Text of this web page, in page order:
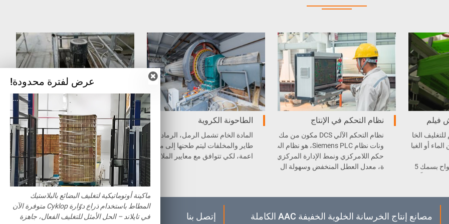
فيلم
الخا
أو الغبا
يمكن تحقيق الفصل الألواح بسمك 5
نظام التحكم في الإنتاج
نظام التحكم الآلي DCS مكون من مك
ونات نظام Siemens PLC، هو نظام الت
حكم اللامركزي ونمط الإدارة المركزي
ة، معدل العطل المنخفض وسهولة ال
الطاحونة الكروية
المادة الخام تشمل الرمل، الرماد المت
طاير والمخلفات ليتم طحنها إلى مواد ن
اعمة، لكي تتوافق مع معايير الملاط. .
خلاط الملاط
يوجد حوض طين متنقل بجوار خزان ت
خزين الملاط، بوظيفتين: واحدة لضخ ال
ملاط إلى منطقة الخلط، والأخرى لتو
صيل كل خزان لوحده.
مصانع إنتاج الخرسانة الخلوية الخفيفة AAC الكاملة إتصل بنا
عرض لفترة محدودة!
ماكينة أوتوماتيكية لتغليف البضائع بالبلاستيك
المطاط باستخدام ذراع دوّارة Cyklop متوفرة الآن
في تايلاند – الحل الأمثل للتغليف الفعال، جاهزة